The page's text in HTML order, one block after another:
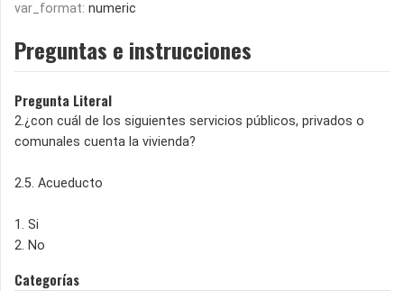
var_format: numeric
Preguntas e instrucciones
Pregunta Literal
2.¿con cuál de los siguientes servicios públicos, privados o
comunales cuenta la vivienda?
2.5. Acueducto
1. Si
2. No
Categorías